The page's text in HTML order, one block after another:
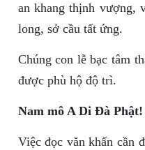
an khang thịnh vượng,
long, sở cầu tất ứng.
Chúng con lễ bạc tâm
được phù hộ độ trì.
Nam mô A Di Đà
Việc đọc văn khấn cần